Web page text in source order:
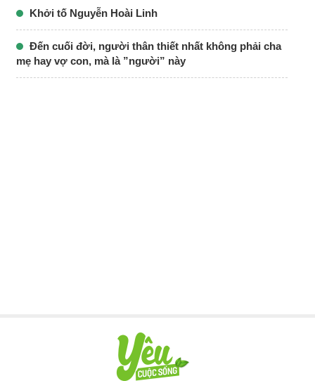
Khởi tố Nguyễn Hoài Linh
Đến cuối đời, người thân thiết nhất không phải cha
mẹ hay vợ con, mà là ”người” này